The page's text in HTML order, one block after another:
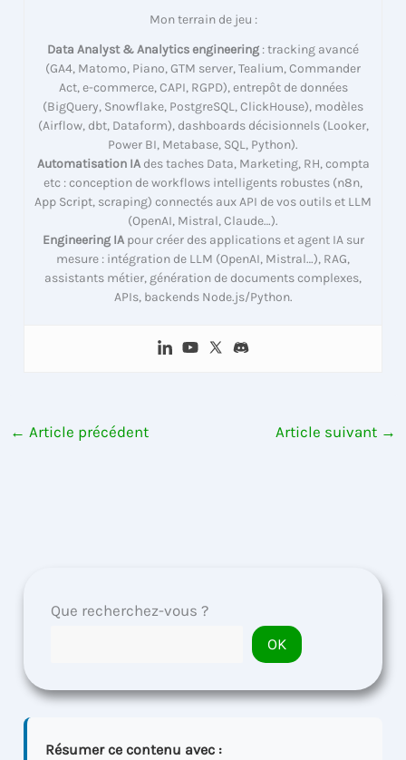
Mon terrain de jeu :
Data Analyst & Analytics engineering : tracking avancé
(GA4, Matomo, Piano, GTM server, Tealium, Commander
Act, e-commerce, CAPI, RGPD), entrepôt de données
(BigQuery, Snowflake, PostgreSQL, ClickHouse), modèles
(Airflow, dbt, Dataform), dashboards décisionnels (Looker,
Power BI, Metabase, SQL, Python).
Automatisation IAdes taches Data, Marketing, RH, compta
etc : conception de workflows intelligents robustes (n8n,
App Script, scraping) connectés aux API de vos outils et LLM
(OpenAI, Mistral, Claude…).
Engineering IApour créer des applications et agent IA sur
mesure : intégration de LLM (OpenAI, Mistral…), RAG,
assistants métier, génération de documents complexes,
APIs, backends Node.js/Python.
← Article précédent Article suivant →
Que recherchez-vous ?
OK
Résumer ce contenu avec :